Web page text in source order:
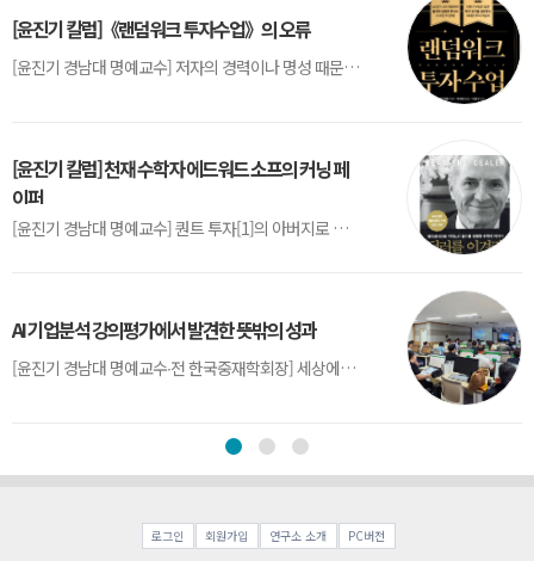
[윤진기 칼럼]《랜덤워크 투자수업》의 오류
[윤진기 경남대 명예교수] 저자의 경력이나 명성 때문인지 2020년에 번역 출판된 《랜덤워크 투자수업》(A Random Walk Down Wall Street) 12판은 표지부터가 거창하다. ‘45년간 12번 개정하며 철저히 검증한 투자서’, ‘전문가 부럽지 않은 투자 감각을 길러주는 위대한 투자지침서’ 라는 은빛 광고문구로 독자를 유혹한다.[1] 출판 50주...
[윤진기 칼럼] 천재 수학자 에드워드 소프의 커닝 페
이퍼
[윤진기 경남대 명예교수] 퀀트 투자[1]의 아버지로 불리는 에드워드 소프(Edward O. Thorp)는 수학계에서 천재로 알려진 인물이다. 그는 수학자이지만, 투자 업계에도 여러 가지 흥미로운 일화를 남겼다.수학을 이용하여 카지노를 이길 수 있는지가 궁금했던 그는 동료 교수가 소개해 준 블랙잭(Blackjack) 전략의 핵심을 손바닥 크기의 종이에 요...
AI 기업분석 강의평가에서 발견한 뜻밖의 성과
[윤진기 경남대 명예교수∙전 한국중재학회장] 세상에는 우연처럼 보이지만 인류의 진보를 이끌어낸 사건들이 있다. 영국의 알렉산더 플레밍(Alexander Fleming)이 곰팡이 핀 페트리 접시(Petri dish)를 버리지 않고[1] 관찰해 페니실린을 발견한 것은 그 대표적 사례다. 무심히 지나쳤다면 결코 없었을 혁신이었다.지난 7월 5일, 필자가 개발한 기업...
로그인 회원가입 연구소 소개 PC버전